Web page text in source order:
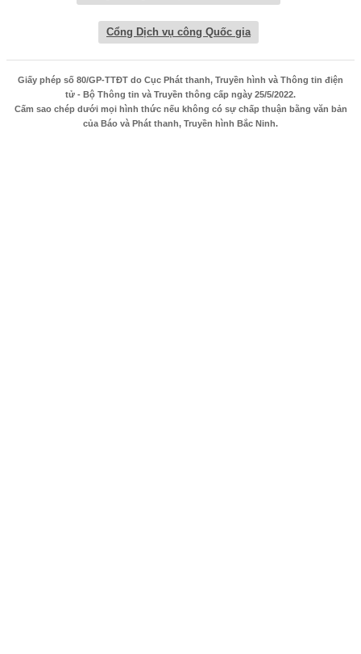
Cổng Dịch vụ công Quốc gia
Giấy phép số 80/GP-TTĐT do Cục Phát thanh, Truyền hình và Thông tin điện
tử - Bộ Thông tin và Truyền thông cấp ngày 25/5/2022.
Cấm sao chép dưới mọi hình thức nếu không có sự chấp thuận bằng văn bản
của Báo và Phát thanh, Truyền hình Bắc Ninh.